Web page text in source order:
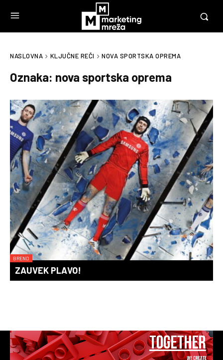
NASLOVNA KLJUČNE REČI NOVA SPORTSKA OPREMA
Oznaka: nova sportska oprema
BREND
ZAUVEK PLAVO!